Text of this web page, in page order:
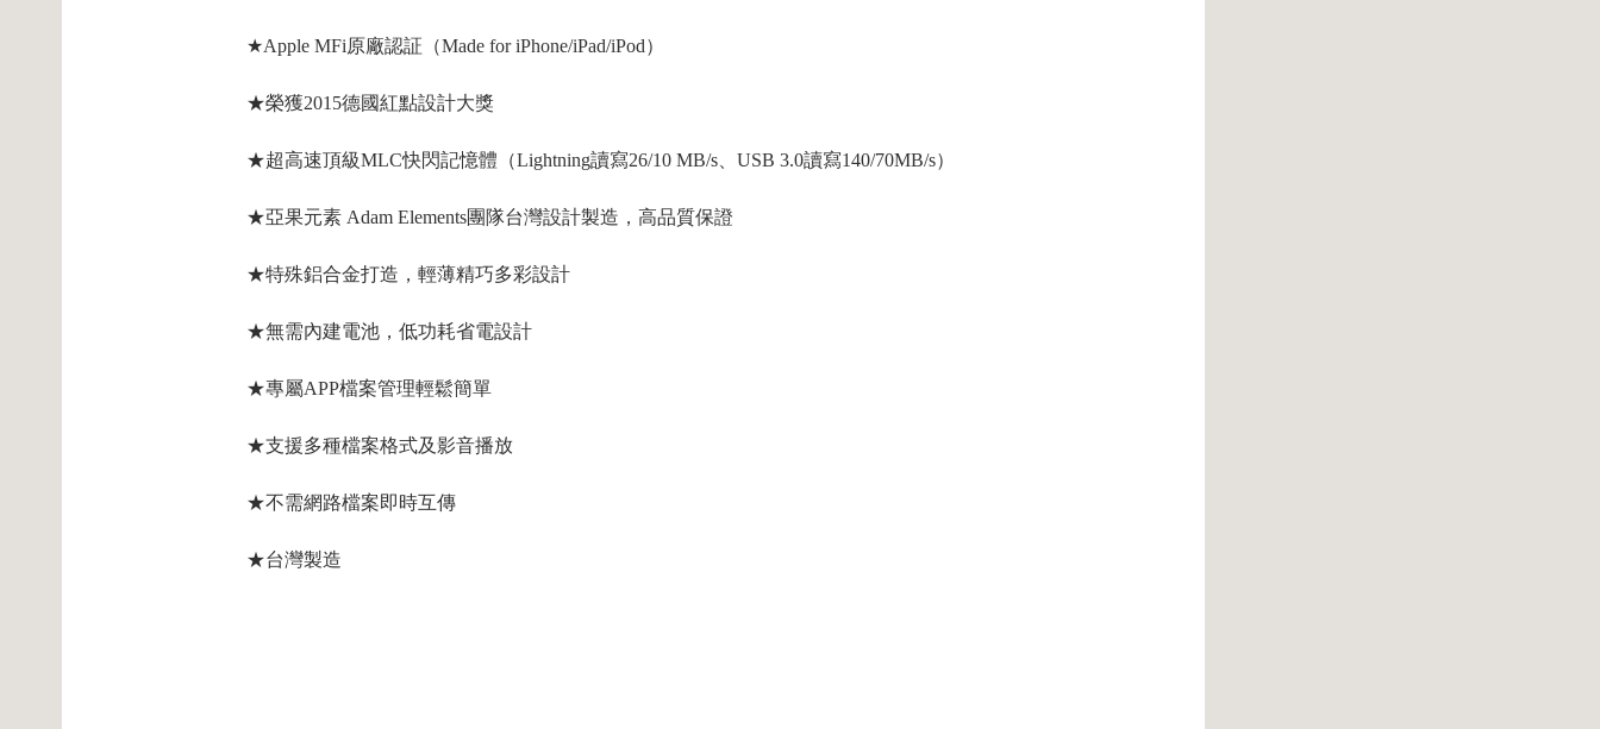
★Apple MFi原廠認証（Made for iPhone/iPad/iPod）
★榮獲2015德國紅點設計大獎
★超高速頂級MLC快閃記憶體（Lightning讀寫26/10 MB/s、USB 3.0讀寫140/70MB/s）
★亞果元素 Adam Elements團隊台灣設計製造，高品質保證
★特殊鋁合金打造，輕薄精巧多彩設計
★無需內建電池，低功耗省電設計
★專屬APP檔案管理輕鬆簡單
★支援多種檔案格式及影音播放
★不需網路檔案即時互傳
★台灣製造